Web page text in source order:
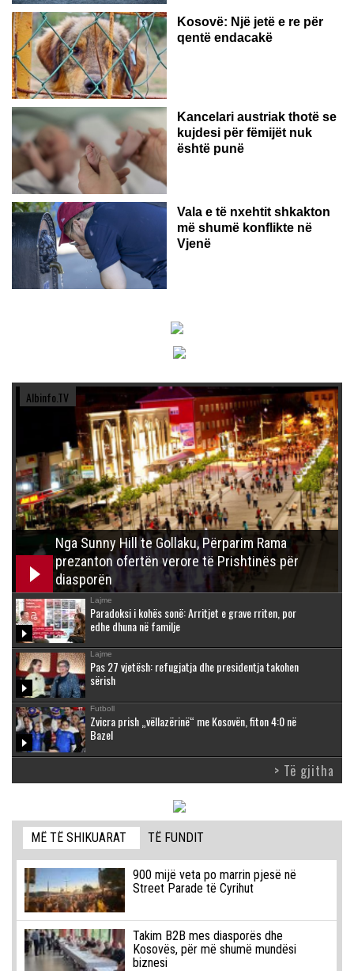
Kosovë: Një jetë e re për
qentë endacakë
Kancelari austriak thotë se
kujdesi për fëmijët nuk
është punë
Vala e të nxehtit shkakton
më shumë konflikte në
Vjenë
Albinfo.TV
Nga Sunny Hill te Gollaku, Përparim Rama
prezanton ofertën verore të Prishtinës për
diasporën
Lajme
Paradoksi i kohës sonë: Arritjet e grave rriten, por
edhe dhuna në familje
Lajme
Pas 27 vjetësh: refugjatja dhe presidentja takohen
sërish
Futboll
Zvicra prish „vëllazërinë“ me Kosovën, fiton 4:0 në
Bazel
> Të gjitha
MË TË SHIKUARAT TË FUNDIT
900 mijë veta po marrin pjesë në
Street Parade të Cyrihut
Takim B2B mes diasporës dhe
Kosovës, për më shumë mundësi
biznesi